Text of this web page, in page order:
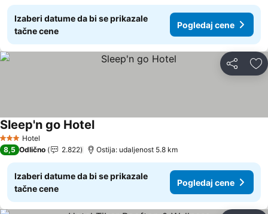
Izaberi datume da bi se prikazale
tačne cene
Pogledaj cene
Deli
3 Zvezdice
Hotel
Sleep'n go Hotel
8,5 Odlično 2.822 Ostija: udaljenost 5.8 km
Izaberi datume da bi se prikazale
tačne cene
Pogledaj cene